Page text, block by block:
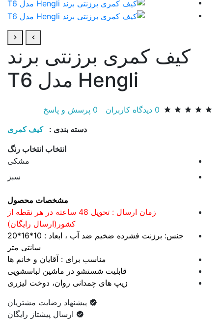
کیف کمری برزنتی برند
Hengli مدل T6
0 دیدگاه کاربران 0 پرسش و پاسخ
دسته بندی :
کیف کمری
انتخاب انتخاب رنگ
مشکی
سبز
مشخصات محصول
زمان ارسال : تحویل 48 ساعته در هر نقطه از
کشور(ارسال رایگان)
جنس: برزنت فشرده ضخیم ضد آب ، ابعاد : 10*16*20
سانتی متر
مناسب برای : آقایان و خانم ها
قابلیت شستشو در ماشین لباسشویی
زیپ های چمدانی روان، دوخت لیزری
پیشنهاد رضایت مشتریان
ارسال پیشتاز رایگان